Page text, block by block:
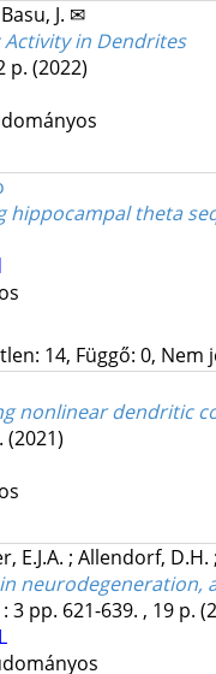
Basu, J. ✉
Activity in Dendrites
p. (2022)
theta
14, Függő: 0, Nem
nonlinear dendritic
(2021)
E.J.A. ; Allendorf, D.H. ;
neurodegeneration,
3 pp. 621-639. , 19 p.